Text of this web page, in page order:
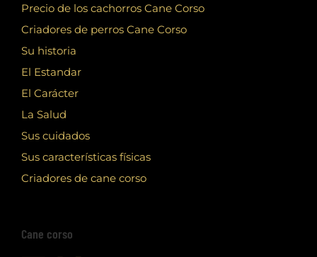
Precio de los cachorros Cane Corso
Criadores de perros Cane Corso
Su historia
El Estandar
El Carácter
La Salud
Sus cuidados
Sus características físicas
Criadores de cane corso
Cane corso